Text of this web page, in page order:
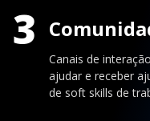
3
Canais de
ajudar e receber
de soft skills de